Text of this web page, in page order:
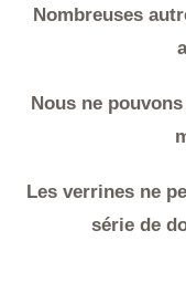
Nombreuses
Nous ne
Les verrines ne
série de